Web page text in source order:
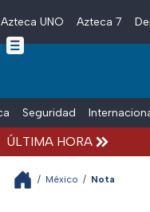
Skip to main content
Azteca UNO Azteca 7
Seguridad
ÚLTIMA HORA
/ México / Nota